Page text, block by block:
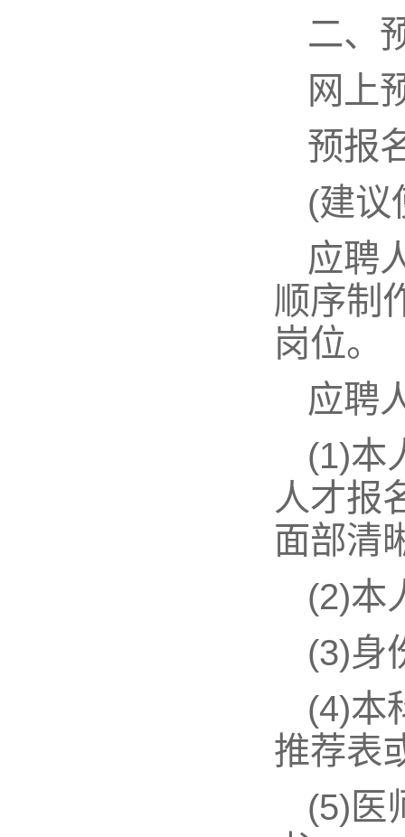
二、
网上
预报
(建议
应聘
顺序制
岗位。
应聘
(1)本
人才报
面部清
(2)本
(3)身
(4)本
推荐表
(5)医